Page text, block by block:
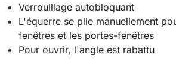
Verrouillage autobloquant
L'équerre se plie manuellement
fenêtres et les portes-fenêtres
Pour ouvrir, l'angle est rabattu